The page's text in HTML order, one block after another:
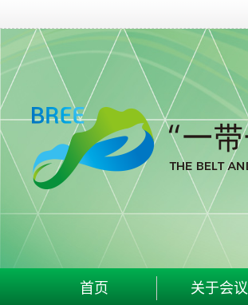
首页 关于会议